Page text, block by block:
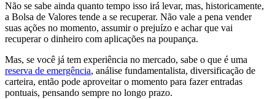
Não se sabe ainda quanto tempo isso irá levar, mas, historicamente,
a Bolsa de Valores tende a se recuperar. Não vale a pena vender
suas ações no momento, assumir o prejuízo e achar que vai
recuperar o dinheiro com aplicações na poupança.
Mas, se você já tem experiência no mercado, sabe o que é uma
reserva de emergência, análise fundamentalista, diversificação de
carteira, então pode aproveitar o momento para fazer entradas
pontuais, pensando sempre no longo prazo.